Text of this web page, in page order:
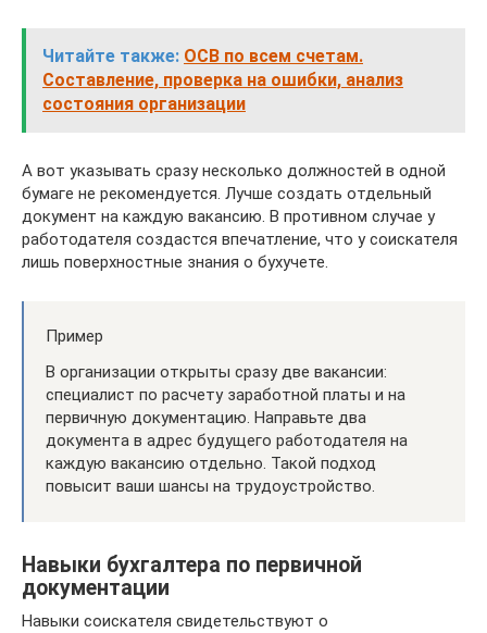
Читайте также: ОСВ по всем счетам.
Составление, проверка на ошибки, анализ
состояния организации
А вот указывать сразу несколько должностей в одной
бумаге не рекомендуется. Лучше создать отдельный
документ на каждую вакансию. В противном случае у
работодателя создастся впечатление, что у соискателя
лишь поверхностные знания о бухучете.
Пример
В организации открыты сразу две вакансии:
специалист по расчету заработной платы и на
первичную документацию. Направьте два
документа в адрес будущего работодателя на
каждую вакансию отдельно. Такой подход
повысит ваши шансы на трудоустройство.
Навыки бухгалтера по первичной
документации
Навыки соискателя свидетельствуют о